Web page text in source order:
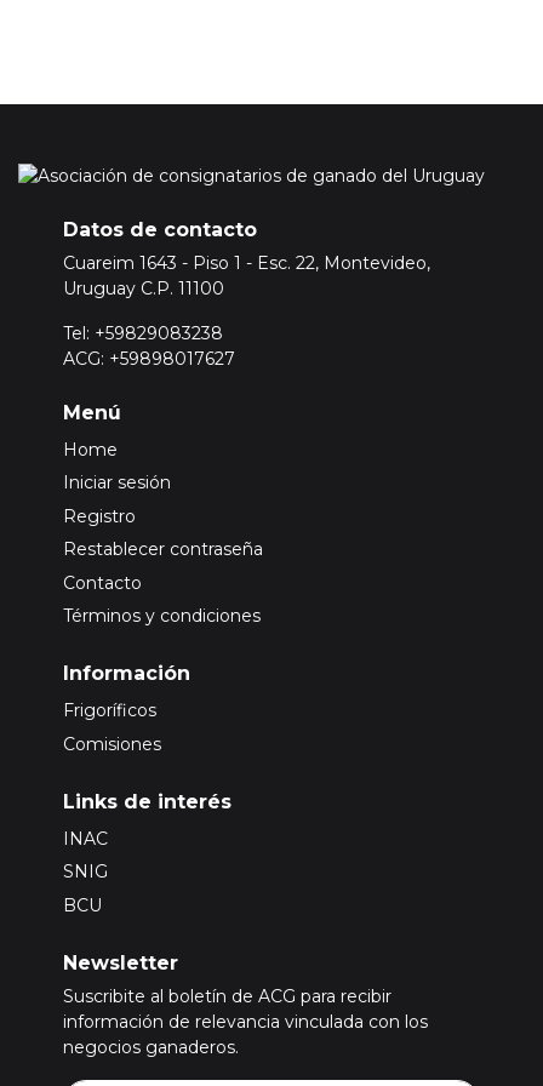
Datos de contacto
Cuareim 1643 - Piso 1 - Esc. 22, Montevideo,
Uruguay C.P. 11100
Tel: +59829083238
ACG: +59898017627
Menú
Home
Iniciar sesión
Registro
Restablecer contraseña
Contacto
Términos y condiciones
Información
Frigoríficos
Comisiones
Links de interés
INAC
SNIG
BCU
Newsletter
Suscribite al boletín de ACG para recibir
información de relevancia vinculada con los
negocios ganaderos.